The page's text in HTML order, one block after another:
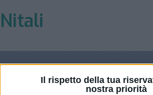
Il rispetto della tua
nostra priorità
Nitali